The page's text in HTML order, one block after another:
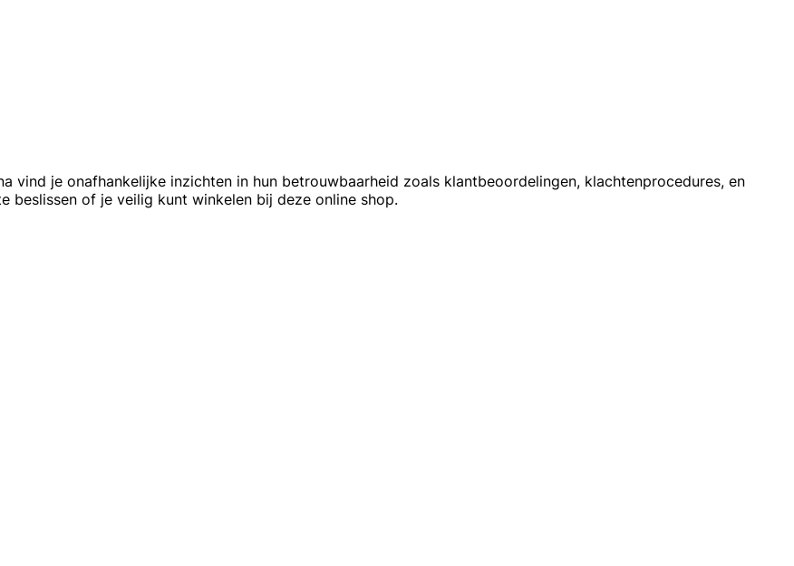
vind je onafhankelijke inzichten in hun betrouwbaarheid zoals klantbeoordelingen, klachtenprocedures, en
beslissen of je veilig kunt winkelen bij deze online shop.